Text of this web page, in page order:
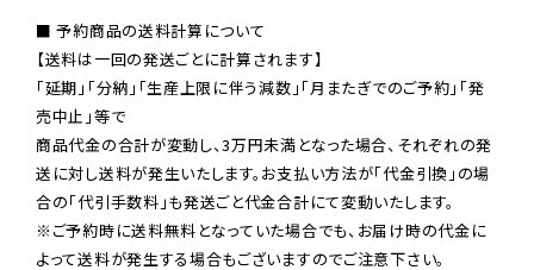
■ 予約商品の送料計算について
【送料は一回の発送ごとに計算されます】
「延期」「分納」「生産上限に伴う減数」「月またぎでのご予約」「発
売中止」等で
商品代金の合計が変動し、3万円未満となった場合、それぞれの発
送に対し送料が発生いたします。お支払い方法が「代金引換」の場
※ご予約時に送料無料となっていた場合でも、お届け時の代金に
よって送料が発生する場合もございますのでご注意下さい。